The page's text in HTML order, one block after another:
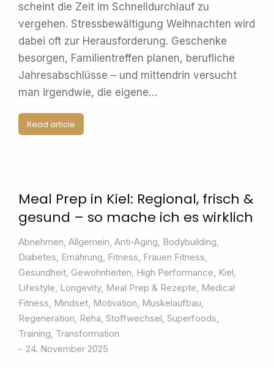
scheint die Zeit im Schnelldurchlauf zu
vergehen. Stressbewältigung Weihnachten wird
dabei oft zur Herausforderung. Geschenke
besorgen, Familientreffen planen, berufliche
Jahresabschlüsse – und mittendrin versucht
man irgendwie, die eigene…
Read article
Meal Prep in Kiel: Regional, frisch &
gesund – so mache ich es wirklich
Abnehmen, Allgemein, Anti-Aging, Bodybuilding,
Diabetes, Ernährung, Fitness, Frauen Fitness,
Gesundheit, Gewohnheiten, High Performance, Kiel,
Lifestyle, Longevity, Meal Prep & Rezepte, Medical
Fitness, Mindset, Motivation, Muskelaufbau,
Regeneration, Reha, Stoffwechsel, Superfoods,
Training, Transformation
24. November 2025